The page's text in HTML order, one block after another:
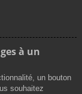
à un
un bouton
souhaitez